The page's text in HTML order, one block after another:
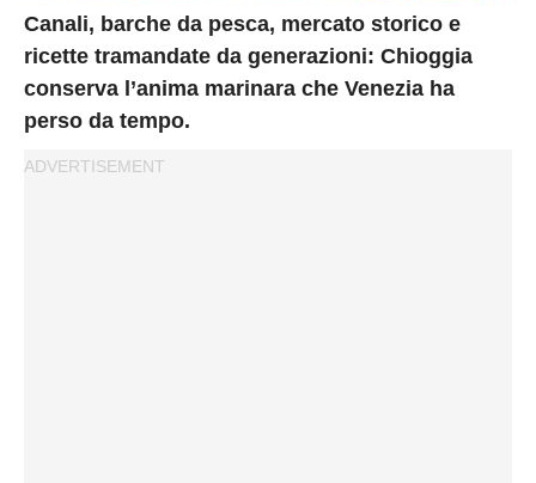
Policy
Cookies
Policy
Cambia
Canali, barche da pesca, mercato storico e
ricette tramandate da generazioni: Chioggia
conserva l’anima marinara che Venezia ha
perso da tempo.